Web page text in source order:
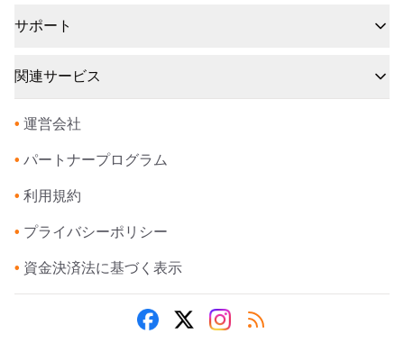
サポート
関連サービス
• 運営会社
• パートナープログラム
• 利用規約
• プライバシーポリシー
• 資金決済法に基づく表示